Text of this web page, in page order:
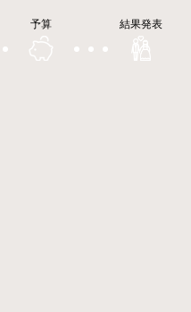
予算 結果発表